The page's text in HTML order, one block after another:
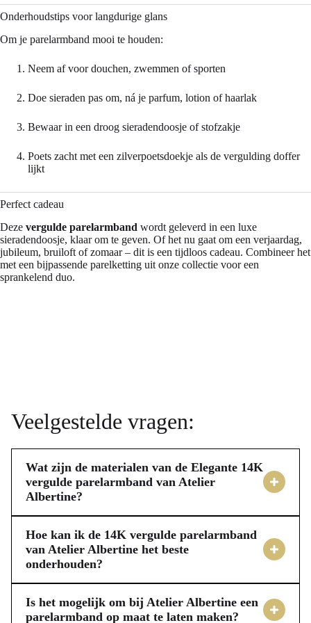
Onderhoudstips voor langdurige glans
Om je parelarmband mooi te houden:
Neem af voor douchen, zwemmen of sporten
Doe sieraden pas om, ná je parfum, lotion of haarlak
Bewaar in een droog sieradendoosje of stofzakje
Poets zacht met een zilverpoetsdoekje als de vergulding doffer
lijkt
Perfect cadeau
Deze vergulde parelarmband wordt geleverd in een luxe
sieradendoosje, klaar om te geven. Of het nu gaat om een verjaardag,
jubileum, bruiloft of zomaar – dit is een tijdloos cadeau. Combineer het
met een bijpassende parelketting uit onze collectie voor een
sprankelend duo.
Veelgestelde vragen:
Wat zijn de materialen van de Elegante 14K
vergulde parelarmband van Atelier
Albertine?
De Elegante 14K vergulde parelarmband van Atelier
Albertine is vervaardigd met materialen van topkwaliteit.
De basis bestaat uit stevig 925 sterling zilver, dat
vervolgens luxueus is verguld met 14 karaat goud. Dit
zorgt voor een warme, rijke uitstraling die lang mooi blijft.
Het sieraad is bovendien verrijkt met fijne zoetwaterparels
van 4 tot 5 millimeter, die een subtiele, verfijnde glans
Hoe kan ik de 14K vergulde parelarmband
van Atelier Albertine het beste
onderhouden?
Om de prachtige glans van jouw 14K vergulde
parelarmband van Atelier Albertine te behouden, is goed
onderhoud essentieel. Het is aan te raden de armband af te
Is het mogelijk om bij Atelier Albertine een
parelarmband op maat te laten maken?